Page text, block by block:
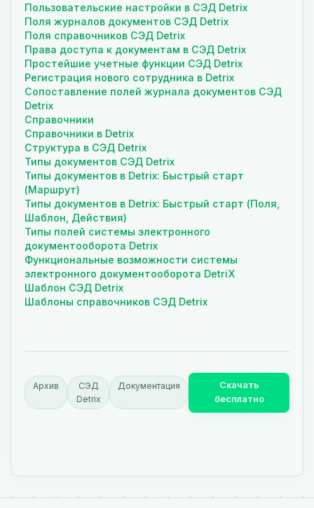
Пользовательские настройки в СЭД Detrix
Поля журналов документов СЭД Detrix
Поля справочников СЭД Detrix
Права доступа к документам в СЭД Detrix
Простейшие учетные функции СЭД Detrix
Регистрация нового сотрудника в Detrix
Сопоставление полей журнала документов СЭД
Detrix
Справочники
Справочники в Detrix
Структура в СЭД Detrix
Типы документов СЭД Detrix
Типы документов в Detrix: Быстрый старт
(Маршрут)
Типы документов в Detrix: Быстрый старт (Поля,
Шаблон, Действия)
Типы полей системы электронного
документооборота Detrix
Функциональные возможности системы
электронного документооборота DetriX
Шаблон СЭД Detrix
Шаблоны справочников СЭД Detrix
Архив
СЭД
Detrix
Документация
Скачать
бесплатно